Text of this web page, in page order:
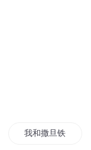
我和撒旦铁哥们儿